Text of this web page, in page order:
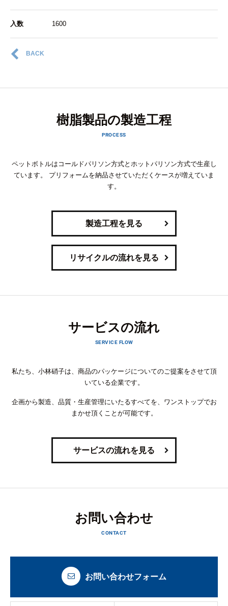
入数 1600
BACK
樹脂製品の製造工程
PROCESS
ペットボトルはコールドパリソン方式とホットパリソン方式で生産し
ています。
プリフォームを納品させていただくケースが増えていま
す。
製造工程を見る
リサイクルの流れを見る
サービスの流れ
SERVICE FLOW
私たち、小林硝子は、商品のパッケージについてのご提案をさせて頂
いている企業です。
企画から製造、品質・生産管理にいたるすべてを、ワンストップでお
まかせ頂くことが可能です。
サービスの流れを見る
お問い合わせ
CONTACT
お問い合わせフォーム